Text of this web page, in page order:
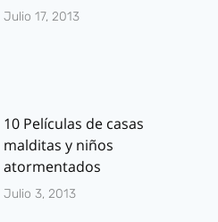
Julio 17, 2013
10 Películas de casas
malditas y niños
atormentados
Julio 3, 2013